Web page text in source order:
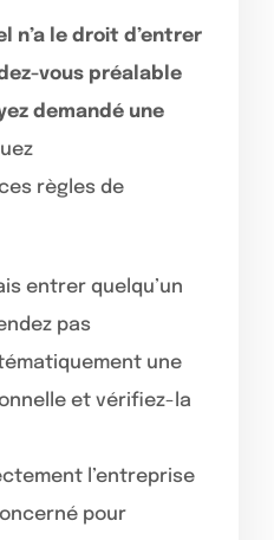
n’a le droit d’entrer
vous préalable
demandé une
règles de
entrer quelqu’un
pas
une
et vérifiez-la
l’entreprise
pour